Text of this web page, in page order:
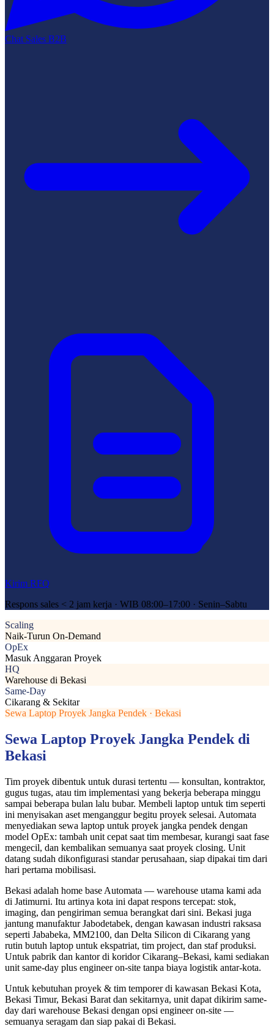
Chat Sales B2B
Kirim RFQ
Respons sales < 2 jam kerja · WIB 08:00–17:00 · Senin–Sabtu
Scaling
Naik-Turun On-Demand
OpEx
Masuk Anggaran Proyek
HQ
Warehouse di Bekasi
Same-Day
Cikarang & Sekitar
Sewa Laptop Proyek Jangka Pendek · Bekasi
Sewa Laptop Proyek Jangka Pendek di
Bekasi
Tim proyek dibentuk untuk durasi tertentu — konsultan, kontraktor,
gugus tugas, atau tim implementasi yang bekerja beberapa minggu
sampai beberapa bulan lalu bubar. Membeli laptop untuk tim seperti
ini menyisakan aset menganggur begitu proyek selesai. Automata
menyediakan sewa laptop untuk proyek jangka pendek dengan
model OpEx: tambah unit cepat saat tim membesar, kurangi saat fase
mengecil, dan kembalikan semuanya saat proyek closing. Unit
datang sudah dikonfigurasi standar perusahaan, siap dipakai tim dari
hari pertama mobilisasi.
Bekasi adalah home base Automata — warehouse utama kami ada
di Jatimurni. Itu artinya kota ini dapat respons tercepat: stok,
imaging, dan pengiriman semua berangkat dari sini. Bekasi juga
jantung manufaktur Jabodetabek, dengan kawasan industri raksasa
seperti Jababeka, MM2100, dan Delta Silicon di Cikarang yang
rutin butuh laptop untuk ekspatriat, tim project, dan staf produksi.
Untuk pabrik dan kantor di koridor Cikarang–Bekasi, kami sediakan
unit same-day plus engineer on-site tanpa biaya logistik antar-kota.
Untuk kebutuhan proyek & tim temporer di kawasan Bekasi Kota,
Bekasi Timur, Bekasi Barat dan sekitarnya, unit dapat dikirim same-
day dari warehouse Bekasi dengan opsi engineer on-site —
semuanya seragam dan siap pakai di Bekasi.